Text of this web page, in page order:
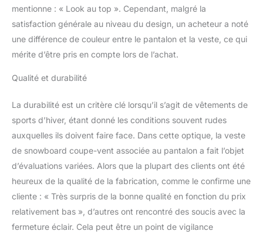
que les molécules d'eau,
mais plus grand que les
molécules d'air, ce qui
rend notre combinaison
de ski pour homme
manchette extensible
avec trou pour le pouce
aident à retenir la chaleur.
Jupe intérieur coupe-
vent avec boutons-
pression, ourlet intérieur
avec cordon de serrage,
capuche détachable et
réglable pour aider à
bloquer le vent. Et la
fermeture éclair en maille
mentionne : « Look au top ». Cependant, malgré la
satisfaction générale au niveau du design, un acheteur a noté
une différence de couleur entre le pantalon et la veste, ce qui
mérite d’être pris en compte lors de l’achat.
Qualité et durabilité
La durabilité est un critère clé lorsqu’il s’agit de vêtements de
sports d’hiver, étant donné les conditions souvent rudes
auxquelles ils doivent faire face. Dans cette optique, la veste
de snowboard coupe-vent associée au pantalon a fait l’objet
d’évaluations variées. Alors que la plupart des clients ont été
heureux de la qualité de la fabrication, comme le confirme une
cliente : « Très surpris de la bonne qualité en fonction du prix
relativement bas », d’autres ont rencontré des soucis avec la
fermeture éclair. Cela peut être un point de vigilance